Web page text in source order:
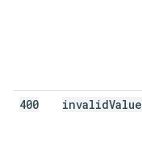
400 invalidValue